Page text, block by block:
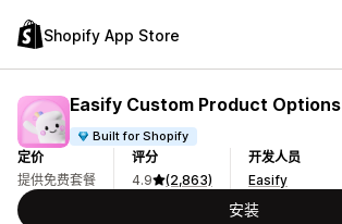
Shopify App Store
Easify Custom Product Options
Built for Shopify
定价
提供免费套餐
评分
4.9
(2,863)
开发人员
Easify
安装